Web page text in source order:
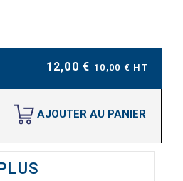
12,00 € 10,00 € HT
AJOUTER AU PANIER